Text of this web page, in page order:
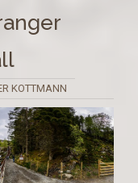
KOTTMANN